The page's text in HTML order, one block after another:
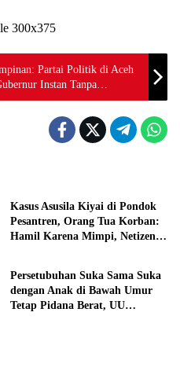
Partai Politik di Aceh
Instan Tanpa
Baca Al-Qur’an
Kasus Asusila Kiyai di Pondok
Pesantren, Orang Tua Korban:
Hamil Karena Mimpi, Netizen:
Hukum
Persetubuhan Suka Sama Suka
dengan Anak di Bawah Umur
Tetap Pidana Berat, UU